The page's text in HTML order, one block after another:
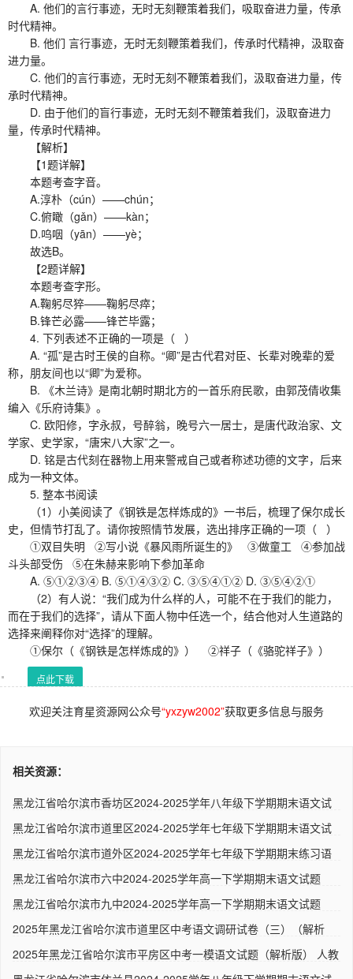
A. 他们的言行事迹，无时无刻鞭策着我们，吸取奋进力量，传承
时代精神。
B. 他们 言行事迹，无时无刻鞭策着我们，传承时代精神，汲取奋
进力量。
C. 他们的言行事迹，无时无刻不鞭策着我们，汲取奋进力量，传
承时代精神。
D. 由于他们的盲行事迹，无时无刻不鞭策着我们，汲取奋进力
量，传承时代精神。
【解析】
【1题详解】
本题考查字音。
A.淳朴（cún）——chún；
C.俯瞰（gǎn）——kàn；
D.呜咽（yān）——yè；
故选B。
【2题详解】
本题考查字形。
A.鞠躬尽猝——鞠躬尽瘁；
B.锋芒必露——锋芒毕露；
4. 下列表述不正确的一项是（ ）
A. “孤”是古时王侯的自称。“卿”是古代君对臣、长辈对晚辈的爱
称，朋友间也以“卿”为爱称。
B. 《木兰诗》是南北朝时期北方的一首乐府民歌，由郭茂倩收集
编入《乐府诗集》。
C. 欧阳修，字永叔，号醉翁，晚号六一居士，是唐代政治家、文
学家、史学家，“唐宋八大家”之一。
D. 铭是古代刻在器物上用来警戒自己或者称述功德的文字，后来
成为一种文体。
5. 整本书阅读
（1）小美阅读了《钢铁是怎样炼成的》一书后，梳理了保尔成长
史，但情节打乱了。请你按照情节发展，选出排序正确的一项（ ）
①双目失明 ②写小说《暴风雨所诞生的》 ③做童工 ④参加战
斗头部受伤 ⑤在朱赫来影响下参加革命
A. ⑤①②③④ B. ⑤①④③② C. ③⑤④①② D. ③⑤④②①
（2）有人说：“我们成为什么样的人，可能不在于我们的能力，
而在于我们的选择”，请从下面人物中任选一个，结合他对人生道路的
选择来阐释你对“选择”的理解。
①保尔（《钢铁是怎样炼成的》） ②祥子（《骆驼祥子》）
点此下载
欢迎关注育星资源网公众号“yxzyw2002”获取更多信息与服务
相关资源：
黑龙江省哈尔滨市香坊区2024-2025学年八年级下学期期末语文试
黑龙江省哈尔滨市道里区2024-2025学年七年级下学期期末语文试
黑龙江省哈尔滨市道外区2024-2025学年七年级下学期期末练习语
黑龙江省哈尔滨市六中2024-2025学年高一下学期期末语文试题
黑龙江省哈尔滨市九中2024-2025学年高一下学期期末语文试题
2025年黑龙江省哈尔滨市道里区中考语文调研试卷（三）（解析
2025年黑龙江省哈尔滨市平房区中考一模语文试题（解析版） 人教